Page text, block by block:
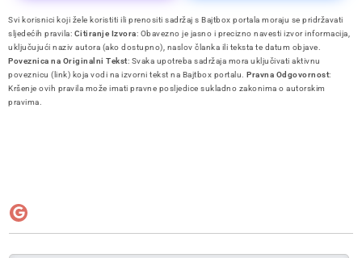
Svi korisnici koji žele koristiti ili prenositi sadržaj s Bajtbox portala moraju se pridržavati
sljedećih pravila: Citiranje Izvora: Obavezno je jasno i precizno navesti izvor informacija,
uključujući naziv autora (ako dostupno), naslov članka ili teksta te datum objave.
Poveznica na Originalni Tekst: Svaka upotreba sadržaja mora uključivati aktivnu
poveznicu (link) koja vodi na izvorni tekst na Bajtbox portalu. Pravna Odgovornost:
Kršenje ovih pravila može imati pravne posljedice sukladno zakonima o autorskim
pravima.